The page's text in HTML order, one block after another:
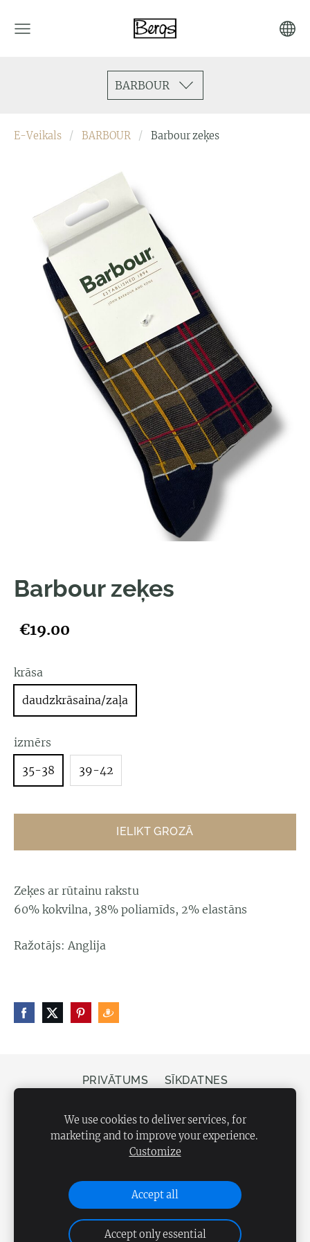
BARBOUR
E-Veikals BARBOUR Barbour zeķes
Barbour zeķes
€19.00
krāsa
daudzkrāsaina/zaļa
izmērs
35-38
39-42
IELIKT GROZĀ
Zeķes ar rūtainu rakstu
60% kokvilna, 38% poliamīds, 2% elastāns
Ražotājs: Anglija
PRIVĀTUMS SĪKDATNES
Veikals Bergs, Elizabetes iela 20, Rīga, LV-1050
We use cookies to deliver services, for
marketing and to improve your experience.
Customize
Accept all
Accept only essential